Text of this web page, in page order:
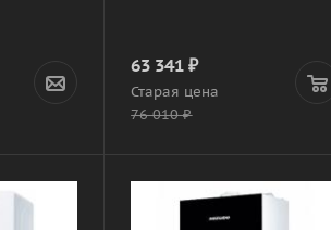
63 341 ₽
Старая цена
76 010₽